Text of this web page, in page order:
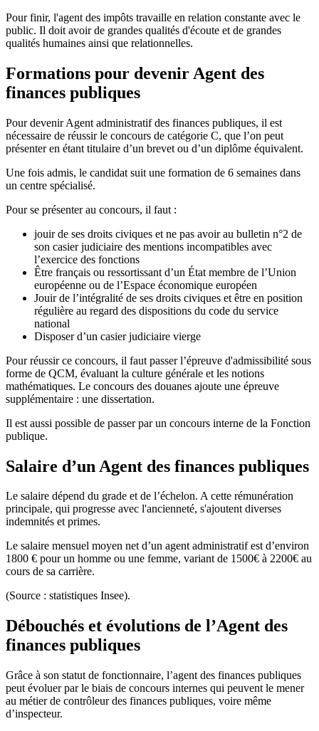
Pour finir, l'agent des impôts travaille en relation constante avec le
public. Il doit avoir de grandes qualités d'écoute et de grandes
qualités humaines ainsi que relationnelles.
Formations pour devenir Agent des
finances publiques
Pour devenir Agent administratif des finances publiques, il est
nécessaire de réussir le concours de catégorie C, que l’on peut
présenter en étant titulaire d’un brevet ou d’un diplôme équivalent.
Une fois admis, le candidat suit une formation de 6 semaines dans
un centre spécialisé.
Pour se présenter au concours, il faut :
jouir de ses droits civiques et ne pas avoir au bulletin n°2 de
son casier judiciaire des mentions incompatibles avec
l’exercice des fonctions
Être français ou ressortissant d’un État membre de l’Union
européenne ou de l’Espace économique européen
Jouir de l’intégralité de ses droits civiques et être en position
régulière au regard des dispositions du code du service
national
Disposer d’un casier judiciaire vierge
Pour réussir ce concours, il faut passer l’épreuve d'admissibilité sous
forme de QCM, évaluant la culture générale et les notions
mathématiques. Le concours des douanes ajoute une épreuve
supplémentaire : une dissertation.
Il est aussi possible de passer par un concours interne de la Fonction
publique.
Salaire d’un Agent des finances publiques
Le salaire dépend du grade et de l’échelon. A cette rémunération
principale, qui progresse avec l'ancienneté, s'ajoutent diverses
indemnités et primes.
Le salaire mensuel moyen net d’un agent administratif est d’environ
1800 € pour un homme ou une femme, variant de 1500€ à 2200€ au
cours de sa carrière.
(Source : statistiques Insee).
Débouchés et évolutions de l’Agent des
finances publiques
Grâce à son statut de fonctionnaire, l’agent des finances publiques
peut évoluer par le biais de concours internes qui peuvent le mener
au métier de contrôleur des finances publiques, voire même
d’inspecteur.